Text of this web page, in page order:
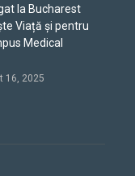
la Bucharest
Viață și pentru
Medical
16, 2025